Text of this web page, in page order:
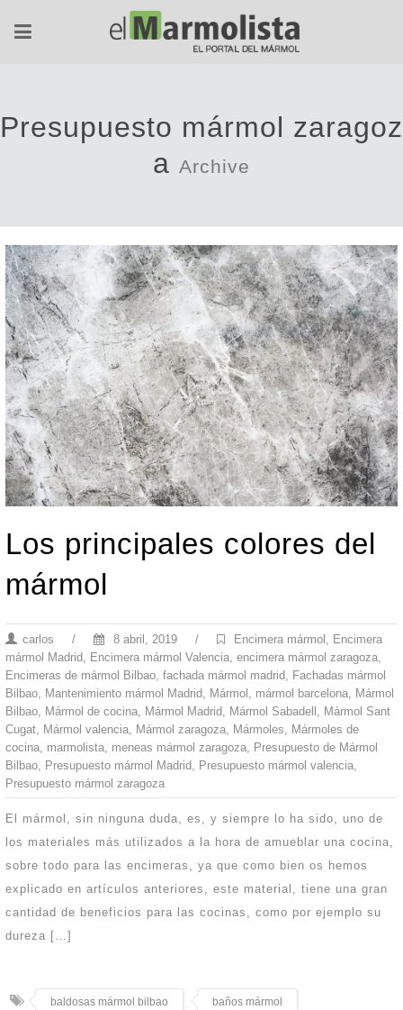
Presupuesto mármol zaragoz
a Archive
Los principales colores del
mármol
carlos / 8 abril, 2019 / Encimera mármol , Encimera
mármol Madrid, Encimera mármol Valencia, encimera mármol zaragoza,
Encimeras de mármol Bilbao, fachada mármol madrid, Fachadas mármol
Bilbao, Mantenimiento mármol Madrid, Mármol , mármol barcelona, Mármol
Bilbao, Mármol de cocina, Mármol Madrid, Mármol Sabadell , Mármol Sant
Cugat, Mármol valencia, Mármol zaragoza, Mármoles, Mármoles de
cocina, marmolista, meneas mármol zaragoza, Presupuesto de Mármol
Bilbao, Presupuesto mármol Madrid, Presupuesto mármol valencia,
Presupuesto mármol zaragoza
El mármol, sin ninguna duda, es, y siempre lo ha sido, uno de
los materiales más utilizados a la hora de amueblar una cocina,
sobre todo para las encimeras, ya que como bien os hemos
explicado en artículos anteriores, este material, tiene una gran
cantidad de beneficios para las cocinas, como por ejemplo su
dureza […]
baldosas mármol bilbao baños mármol